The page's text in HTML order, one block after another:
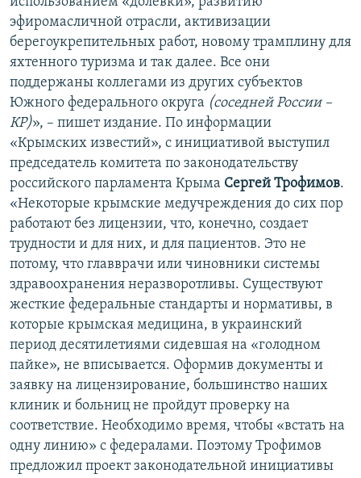
эфиромасличной отрасли, активизации
берегоукрепительных работ, новому трамплину для
яхтенного туризма и так далее. Все они
поддержаны коллегами из других субъектов
Южного федерального округа (соседней России –
КР)», – пишет издание. По информации
«Крымских известий», с инициативой выступил
председатель комитета по законодательству
российского парламента Крыма​ Сергей Трофимов.
«Некоторые крымские медучреждения до сих пор
работают без лицензии, что, конечно, создает
трудности и для них, и для пациентов. Это не
потому, что главврачи или чиновники системы
здравоохранения неразворотливы. Существуют
жесткие федеральные стандарты и нормативы, в
которые крымская медицина, в украинский
период десятилетиями сидевшая на «голодном
пайке», не вписывается. Оформив документы и
заявку на лицензирование, большинство наших
клиник и больниц не пройдут проверку на
соответствие. Необходимо время, чтобы «встать на
одну линию» с федералами. Поэтому Трофимов
предложил проект законодательной инициативы